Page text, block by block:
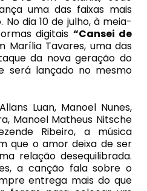
uma das faixas mais
dia 10 de julho, à meia-
digitais “Cansei de
Marília Tavares, uma das
da nova geração do
será lançado no mesmo
Luan, Manoel Nunes,
Manoel Matheus Nitsche
Ribeiro, a música
que o amor deixa de ser
relação desequilibrada.
a canção fala sobre o
entrega mais do que